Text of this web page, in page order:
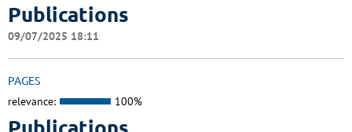
Publications
09/07/2025 18:11
PAGES
relevance: 100%